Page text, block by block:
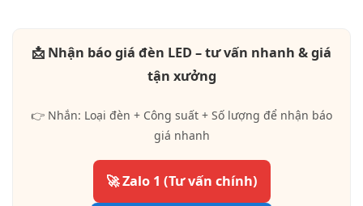
📩 Nhận báo giá đèn LED – tư vấn nhanh & giá
tận xưởng
👉 Nhắn: Loại đèn + Công suất + Số lượng để nhận báo
giá nhanh
🚀 Zalo 1 (Tư vấn chính)